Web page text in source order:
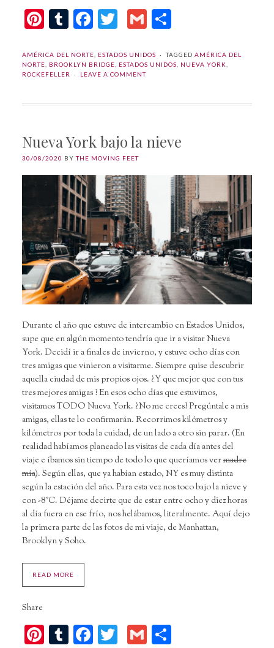
Pinterest
Tumblr
Facebook
Twitter
GmailCompartir
AMÉRICA DEL NORTE ESTADOS UNIDOS TAGGED AMÉRICA DEL
NORTE
BROOKLYN BRIDGE ESTADOS UNIDOS NUEVA YORK
ROCKEFELLER
LEAVE A COMMENT
Nueva York bajo la nieve
30/08/2020 BYTHE MOVING FEET
Durante el año que estuve de intercambio en Estados Unidos,
supe que en algún momento tendría que ir a visitar Nueva
York. Decidí ir a finales de invierno, y estuve ocho días con
tres amigas que vinieron a visitarme. Siempre quise descubrir
aquella ciudad de mis propios ojos. ¿Y que mejor que con tus
tres mejores amigas ? En esos ocho días que estuvimos,
visitamos TODO Nueva York. ¿No me crees? Pregúntale a mis
amigas, ellas te lo confirmarán. Recorrimos kilómetros y
kilómetros por toda la cuidad, de un lado a otro sin parar. (En
realidad habíamos planeado las visitas de cada día antes del
viaje e íbamos sin tiempo de todo lo que queríamos vermadre
mía). Según ellas, que ya habían estado, NY es muy distinta
según la estación del año. Para esta vez nos toco bajo la nieve y
con -8°C. Déjame decirte que de estar entre ocho y diez horas
al día fuera en ese frío, nos helábamos, literalmente. Aquí dejo
la primera parte de las fotos de mi viaje, de Manhattan,
Brooklyn y Soho.
READ MORE
Share
Pinterest
Tumblr
Facebook
Twitter
GmailCompartir